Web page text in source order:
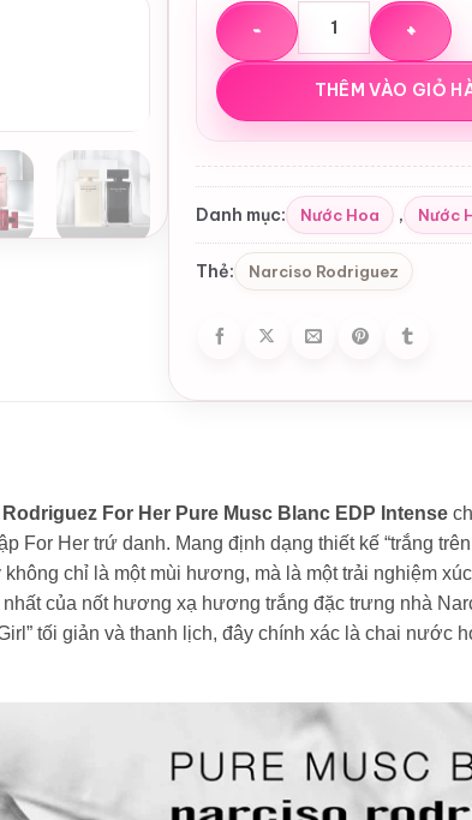
Nước hoa Narciso Rodriguez
THÊM VÀO GIỎ
Danh mục: Nước Hoa , Nước
Thẻ: Narciso Rodriguez
For Her Pure Musc Blanc EDP Intense
For Her trứ danh. Mang định dạng thiết kế “trắng
chỉ là một mùi hương, mà là một trải nghiệm
của nốt hương xạ hương trắng đặc trưng nhà
tối giản và thanh lịch, đây chính xác là chai nước